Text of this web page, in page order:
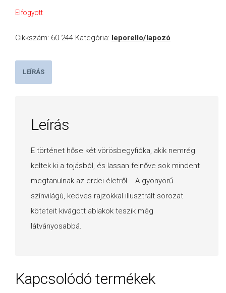
Elfogyott
Cikkszám: 60-244 Kategória: leporello/lapozó
LEÍRÁS
Leírás
E történet hőse két vörösbegyfióka, akik nemrég
keltek ki a tojásból, és lassan felnőve sok mindent
megtanulnak az erdei életről. . A gyönyörű
színvilágú, kedves rajzokkal illusztrált sorozat
köteteit kivágott ablakok teszik még
látványosabbá.
Kapcsolódó termékek